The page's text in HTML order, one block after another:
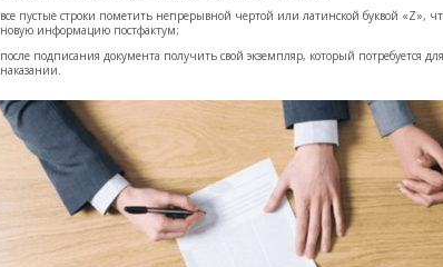
все пустые строки пометить непрерывной чертой или латинской буквой «Z»,
новую информацию постфактум;
после подписания документа получить свой экземпляр, который потребуется
наказании.